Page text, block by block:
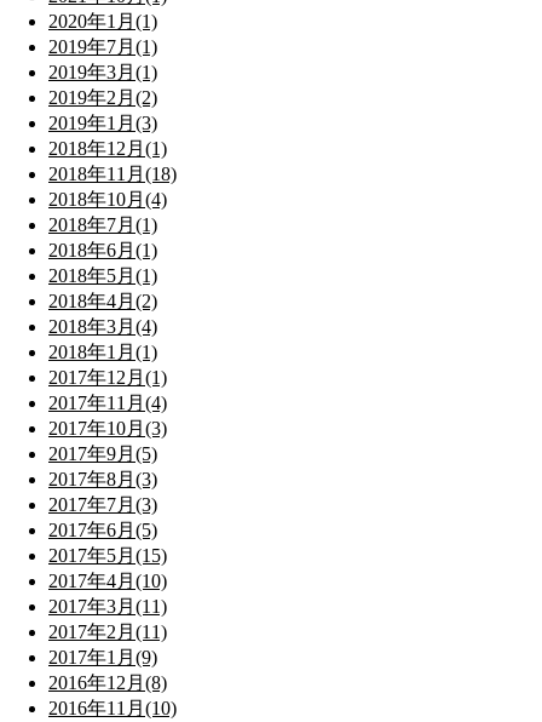
2020年1月(1)
2019年7月(1)
2019年3月(1)
2019年2月(2)
2019年1月(3)
2018年12月(1)
2018年11月(18)
2018年10月(4)
2018年7月(1)
2018年6月(1)
2018年5月(1)
2018年4月(2)
2018年3月(4)
2018年1月(1)
2017年12月(1)
2017年11月(4)
2017年10月(3)
2017年9月(5)
2017年8月(3)
2017年7月(3)
2017年6月(5)
2017年5月(15)
2017年4月(10)
2017年3月(11)
2017年2月(11)
2017年1月(9)
2016年12月(8)
2016年11月(10)